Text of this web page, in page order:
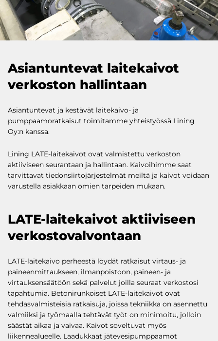
Asiantuntevat laitekaivot
verkoston hallintaan
Asiantuntevat ja kestävät laitekaivo- ja
pumppaamoratkaisut toimitamme yhteistyössä Lining
Oy:n kanssa.
Lining LATE-laitekaivot ovat valmistettu verkoston
aktiiviseen seurantaan ja hallintaan. Kaivoihimme saat
tarvittavat tiedonsiirtojärjestelmät meiltä ja kaivot voidaan
varustella asiakkaan omien tarpeiden mukaan.
LATE-laitekaivot aktiiviseen
verkostovalvontaan
LATE-laitekaivo perheestä löydät ratkaisut virtaus- ja
paineenmittaukseen, ilmanpoistoon, paineen- ja
virtauksensäätöön sekä palvelut joilla seuraat verkostosi
tapahtumia. Betonirunkoiset LATE-laitekaivot ovat
tehdasvalmisteisia ratkaisuja, joissa tekniikka on asennettu
valmiiksi ja työmaalla tehtävät työt on minimoitu, jolloin
säästät aikaa ja vaivaa. Kaivot soveltuvat myös
liikennealueelle. Laadukkaat jätevesipumppaamot